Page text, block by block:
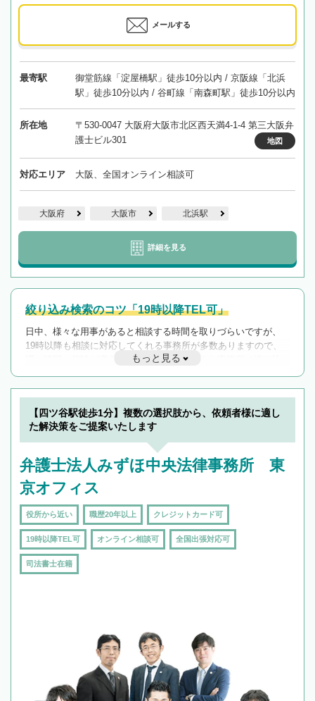
メールする
最寄駅
御堂筋線「淀屋橋駅」徒歩10分以内 / 京阪線「北浜
駅」徒歩10分以内 / 谷町線「南森町駅」徒歩10分以内
所在地
〒530-0047 大阪府大阪市北区西天満4-1-4 第三大阪弁
護士ビル301
地図
対応エリア 大阪、全国オンライン相談可
大阪府 大阪市 北浜駅
詳細を見る
絞り込み検索のコツ「19時以降TEL可」
日中、様々な用事があると相談する時間を取りづらいですが、
19時以降も相談に対応してくれる事務所が多数ありますので、
遅い時間の相談が増えそうな場合はそのような事務所に絞り込
んで検索してみましょう。
19時以降TEL可の条件
を加えて再検索
もっと見る
【四ツ谷駅徒歩1分】複数の選択肢から、依頼者様に適し
た解決策をご提案いたします
弁護士法人みずほ中央法律事務所 東
京オフィス
役所から近い 職歴20年以上 クレジットカード可
19時以降TEL可 オンライン相談可 全国出張対応可
司法書士在籍